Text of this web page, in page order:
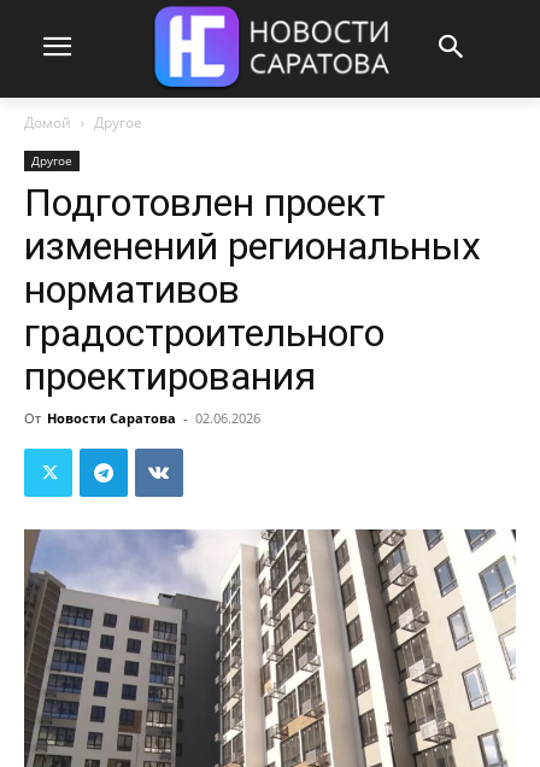
Домой Другое
Другое
Подготовлен проект
изменений региональных
нормативов
градостроительного
проектирования
От Новости Саратова - 02.06.2026